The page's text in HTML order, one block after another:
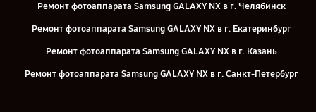
Ремонт фотоаппарата Samsung GALAXY NX в г. Челябинск
Ремонт фотоаппарата Samsung GALAXY NX в г. Екатеринбург
Ремонт фотоаппарата Samsung GALAXY NX в г. Казань
Ремонт фотоаппарата Samsung GALAXY NX в г. Санкт-Петербург